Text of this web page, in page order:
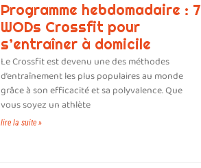
Programme hebdomadaire : 7
WODs Crossfit pour
s’entraîner à domicile
Le Crossfit est devenu une des méthodes
d’entraînement les plus populaires au monde
grâce à son efficacité et sa polyvalence. Que
vous soyez un athlète
lire la suite »